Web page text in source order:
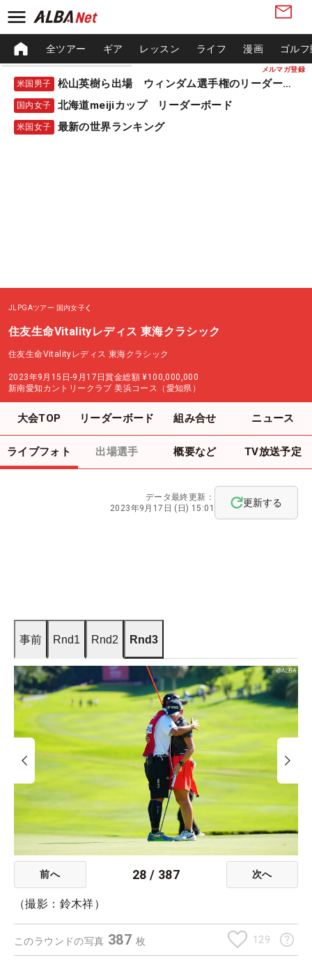
メルマガ登録
全ツアー ギア レッスン ライフ 漫画 ゴル
米国男子 松山英樹ら出場 ウィンダム選手権のリーダーボード
国内女子 北海道meijiカップ リーダーボード
米国女子 最新の世界ランキング
JLPGAツアー 国内女子
住友生命Vitalityレディス 東海クラシック
住友生命Vitalityレディス 東海クラシック
2023年9月15日-9月17日賞金総額 ¥100,000,000
新南愛知カントリークラブ 美浜コース（愛知県）
大会TOP リーダーボード 組み合せ ニュース
ライブフォト 出場選手 概要など TV放送予定
データ最終更新：
2023年9月17日 (日) 15:01
更新する
事前 Rnd1 Rnd2 Rnd3
前へ 28 / 387 次へ
（撮影：鈴木祥）
このラウンドの写真 387 枚 129